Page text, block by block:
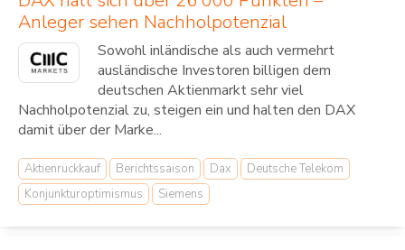
Anleger sehen Nachholpotenzial
Sowohl inländische als auch vermehrt
ausländische Investoren billigen dem
deutschen Aktienmarkt sehr viel
Nachholpotenzial zu, steigen ein und halten den DAX
damit über der Marke...
Aktienrückkauf Berichtssaison Dax
Deutsche Telekom
Konjunkturoptimismus
Siemens